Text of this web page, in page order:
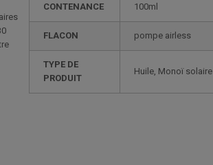
CONTENANCE 100ml
FLACON pompe airless
TYPE DE
PRODUIT
Huile, Monoï solaire